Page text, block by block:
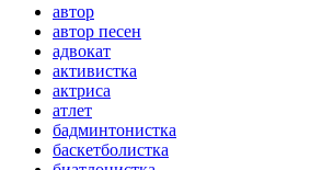
автор
автор песен
адвокат
активистка
актриса
атлет
бадминтонистка
баскетболистка